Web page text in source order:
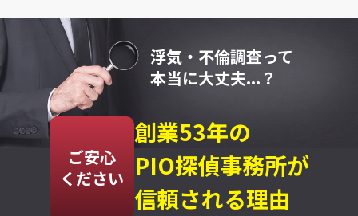
浮気・不倫調査って
本当に大丈夫...？
ご安心
ください
創業53年の
PIO探偵事務所が
信頼される理由